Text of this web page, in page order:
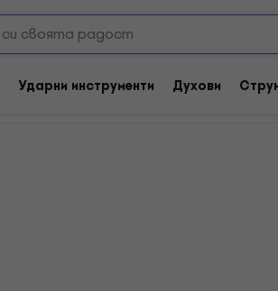
Ударни инструменти Духови